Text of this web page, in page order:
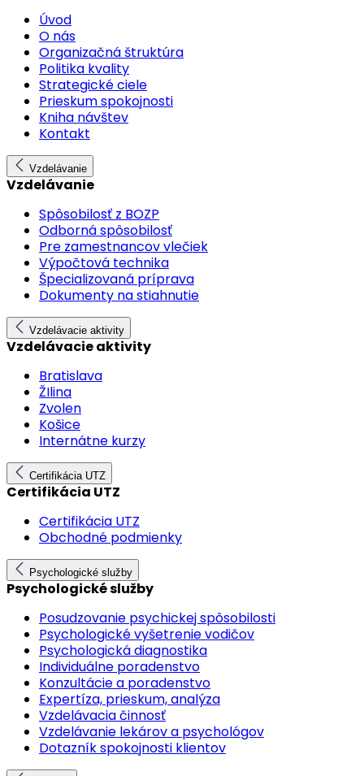
Úvod
O nás
Organizačná štruktúra
Politika kvality
Strategické ciele
Prieskum spokojnosti
Kniha návštev
Kontakt
Vzdelávanie
Vzdelávanie
Spôsobilosť z BOZP
Odborná spôsobilosť
Pre zamestnancov vlečiek
Výpočtová technika
Špecializovaná príprava
Dokumenty na stiahnutie
Vzdelávacie aktivity
Vzdelávacie aktivity
Bratislava
ŽIlina
Zvolen
Košice
Internátne kurzy
Certifikácia UTZ
Certifikácia UTZ
Certifikácia UTZ
Obchodné podmienky
Psychologické služby
Psychologické služby
Posudzovanie psychickej spôsobilosti
Psychologické vyšetrenie vodičov
Psychologická diagnostika
Individuálne poradenstvo
Konzultácie a poradenstvo
Expertíza, prieskum, analýza
Vzdelávacia činnosť
Vzdelávanie lekárov a psychológov
Dotazník spokojnosti klientov